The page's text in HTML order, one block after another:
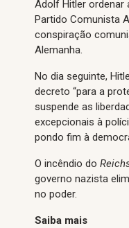
Adolf Hitler ordenar
Partido Comunista
conspiração
Alemanha.
No dia seguinte,
decreto “para a
suspende as
excepcionais à
pondo fim à
O incêndio do
governo nazista
no poder.
Saiba mais